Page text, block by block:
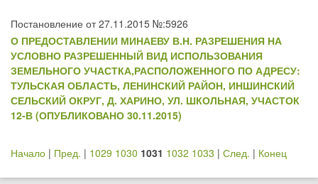
Постановление от 27.11.2015 №:5926
О ПРЕДОСТАВЛЕНИИ МИНАЕВУ В.Н. РАЗРЕШЕНИЯ НА
УСЛОВНО РАЗРЕШЕННЫЙ ВИД ИСПОЛЬЗОВАНИЯ
ЗЕМЕЛЬНОГО УЧАСТКА,РАСПОЛОЖЕННОГО ПО АДРЕСУ:
ТУЛЬСКАЯ ОБЛАСТЬ, ЛЕНИНСКИЙ РАЙОН, ИНШИНСКИЙ
СЕЛЬСКИЙ ОКРУГ, Д. ХАРИНО, УЛ. ШКОЛЬНАЯ, УЧАСТОК
12-В (ОПУБЛИКОВАНО 30.11.2015)
Начало | Пред. | 1029 1030 1031 1032 1033 | След. | Конец